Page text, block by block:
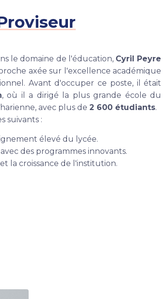
le domaine de l'éducation, Cyril Peyre
axée sur l'excellence académique
Avant d'occuper ce poste, il était
, où il a dirigé la plus grande école du
avec plus de 2 600 étudiants.
suivants :
élevé du lycée.
des programmes innovants.
la croissance de l'institution.